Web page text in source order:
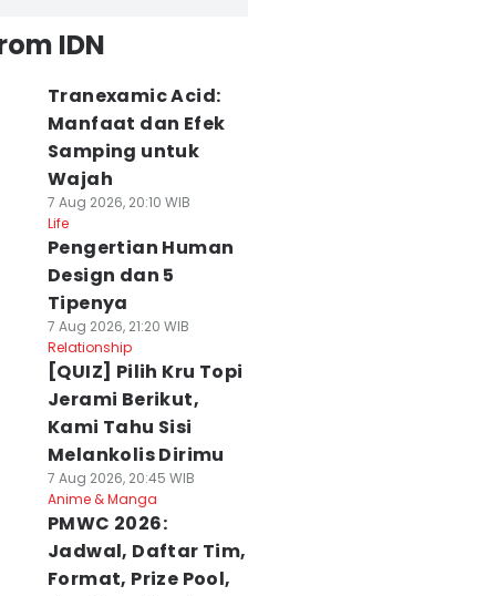
IDN
Tranexamic Acid:
Manfaat dan Efek
Samping untuk
Wajah
7 Aug 2026, 20:10 WIB
Life
Pengertian Human
Design dan 5
Tipenya
7 Aug 2026, 21:20 WIB
Relationship
[QUIZ] Pilih Kru Topi
Jerami Berikut,
Kami Tahu Sisi
Melankolis Dirimu
7 Aug 2026, 20:45 WIB
Anime & Manga
PMWC 2026:
Jadwal, Daftar Tim,
Format, Prize Pool,